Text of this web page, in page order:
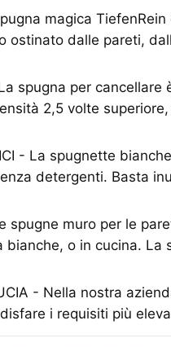
magica
ostinato dalle pareti,
La spugna per
2,5 volte
- La spugnette
detergenti. Basta
spugne muro per le
o in cucina. La
- Nella nostra
i requisiti più